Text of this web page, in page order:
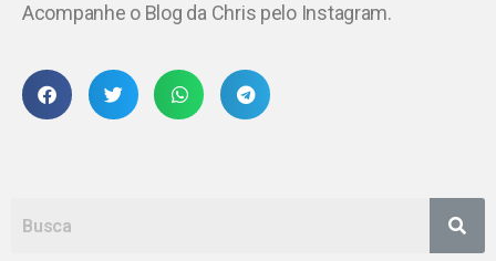
Acompanhe o Blog da Chris pelo Instagram.